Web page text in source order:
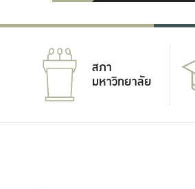
สภา
มหาวิทยาลัย